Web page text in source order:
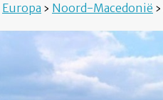
Europa › Noord-Macedonië ›